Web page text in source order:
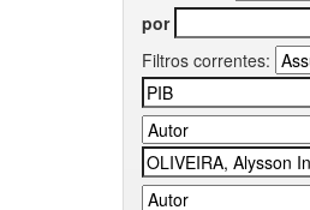
por
Filtros correntes: